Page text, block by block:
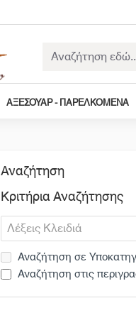
Αναζήτηση
εδώ...
ΑΞΕΣΟΥΆΡ - ΠΑΡΕΛΚΌΜΕΝΑ
Αναζήτηση
Κριτήρια Αναζήτησης
Αναζήτηση σε
Αναζήτηση στις